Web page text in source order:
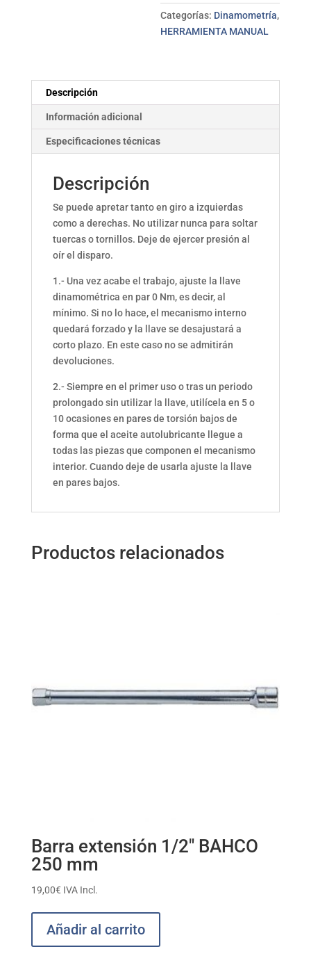
Categorías: Dinamometría,
HERRAMIENTA MANUAL
Descripción
Información adicional
Especificaciones técnicas
Descripción
Se puede apretar tanto en giro a izquierdas
como a derechas. No utilizar nunca para soltar
tuercas o tornillos. Deje de ejercer presión al
oír el disparo.
1.- Una vez acabe el trabajo, ajuste la llave
dinamométrica en par 0 Nm, es decir, al
mínimo. Si no lo hace, el mecanismo interno
quedará forzado y la llave se desajustará a
corto plazo. En este caso no se admitirán
devoluciones.
2.- Siempre en el primer uso o tras un periodo
prolongado sin utilizar la llave, utilícela en 5 o
10 ocasiones en pares de torsión bajos de
forma que el aceite autolubricante llegue a
todas las piezas que componen el mecanismo
interior. Cuando deje de usarla ajuste la llave
en pares bajos.
Productos relacionados
Barra extensión 1/2″ BAHCO
250 mm
19,00€ IVA Incl.
Añadir al carrito